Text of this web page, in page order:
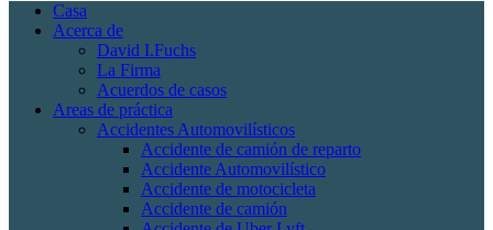
Casa
Acerca de
David I.Fuchs
La Firma
Acuerdos de casos
Areas de práctica
Accidentes Automovilísticos
Accidente de camión de reparto
Accidente Automovilístico
Accidente de motocicleta
Accidente de camión